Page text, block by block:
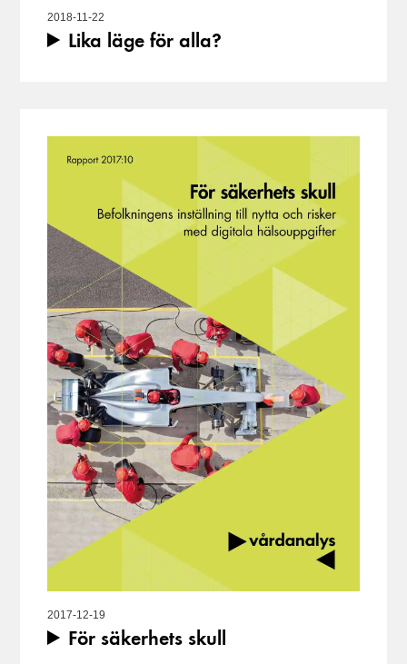
2018-11-22
Lika läge för alla?
2017-12-19
För säkerhets skull